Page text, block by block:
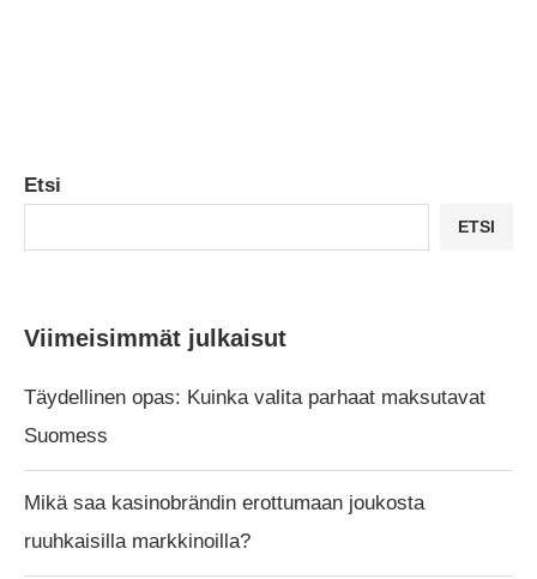
Etsi
ETSI
Viimeisimmät julkaisut
Täydellinen opas: Kuinka valita parhaat maksutavat
Suomess
Mikä saa kasinobrändin erottumaan joukosta
ruuhkaisilla markkinoilla?